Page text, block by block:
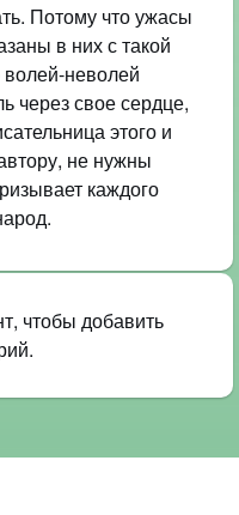
Потому что ужасы
в них с такой
волей-неволей
через свое сердце,
этого и
не нужны
каждого
чтобы добавить